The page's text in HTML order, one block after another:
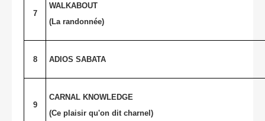
7
WALKABOUT
(La randonnée)
8 ADIOS SABATA
9
CARNAL KNOWLEDGE
(Ce plaisir qu'on dit charnel)